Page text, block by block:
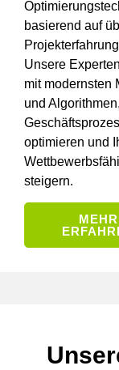
basierend auf
Unsere
mit modernsten
und
optimieren und
steigern.
MEHR